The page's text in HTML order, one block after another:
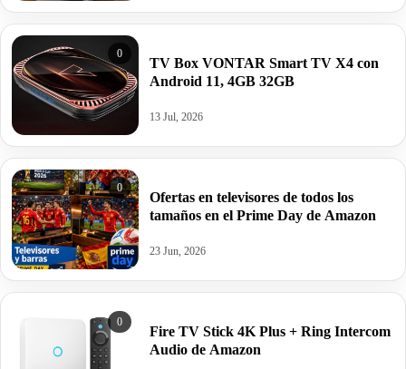
0
TV Box VONTAR Smart TV X4 con
Android 11, 4GB 32GB
13 Jul, 2026
0
Ofertas en televisores de todos los
tamaños en el Prime Day de Amazon
23 Jun, 2026
0
Fire TV Stick 4K Plus + Ring Intercom
Audio de Amazon